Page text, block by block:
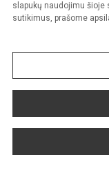
slapukų naudojimu šioje
sutikimus, prašome